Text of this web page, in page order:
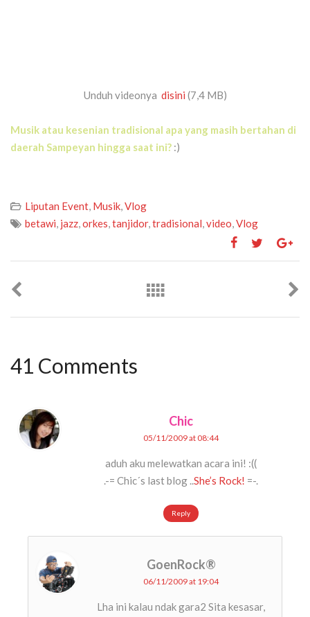
Unduh videonya disini (7,4 MB)
Musik atau kesenian tradisional apa yang masih bertahan di
daerah Sampeyan hingga saat ini? :)
Liputan Event, Musik,Vlog
betawi, jazz,orkes,tanjidor,tradisional,video,Vlog
41 Comments
Chic
05/11/2009 at 08:44
aduh aku melewatkan acara ini! :((
.-= Chic´s last blog ..She’s Rock! =-.
Reply
GoenRock®
06/11/2009 at 19:04
Lha ini kalau ndak gara2 Sita kesasar,